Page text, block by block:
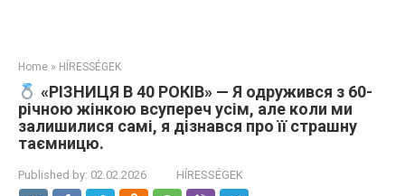
Home » HÍRESSÉGEK
«РІЗНИЦЯ В 40 РОКІВ» — Я одружився з 60-
річною жінкою всупереч усім, але коли ми
залишилися самі, я дізнався про її страшну
таємницю.
Published by: 02.02.2026 HÍRESSÉGEK